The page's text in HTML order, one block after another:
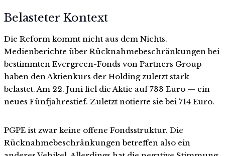
Belasteter Kontext
Die Reform kommt nicht aus dem Nichts.
Medienberichte über Rücknahmebeschränkungen bei
bestimmten Evergreen-Fonds von Partners Group
haben den Aktienkurs der Holding zuletzt stark
belastet. Am 22. Juni fiel die Aktie auf 733 Euro — ein
neues Fünfjahrestief. Zuletzt notierte sie bei 714 Euro.
PGPE ist zwar keine offene Fondsstruktur. Die
Rücknahmebeschränkungen betreffen also ein